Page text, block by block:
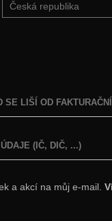
Česká republika
SE LIŠÍ OD
(IČ, DIČ, ...)
a akcí na můj e-mail.